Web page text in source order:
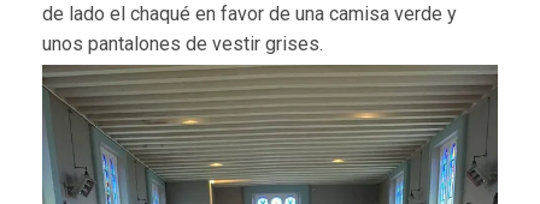
de lado el chaqué en favor de una camisa verde y
unos pantalones de vestir grises.